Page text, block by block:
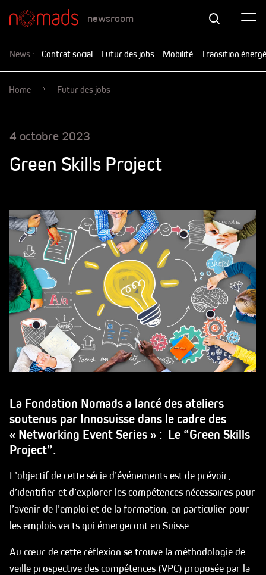
newsroom
News : Contrat social Futur des jobs Mobilité Transition
Home Futur des jobs
4 octobre 2023
Green Skills Project
La Fondation Nomads a lancé des ateliers
soutenus par Innosuisse dans le cadre des
« Networking Event Series » : Le “Green Skills
Project”.
L’objectif de cette série d’événements est de prévoir,
d’identifier et d’explorer les compétences nécessaires pour
l’avenir de l’emploi et de la formation, en particulier pour
les emplois verts qui émergeront en Suisse.
Au cœur de cette réflexion se trouve la méthodologie de
veille prospective des compétences (VPC) proposée par la